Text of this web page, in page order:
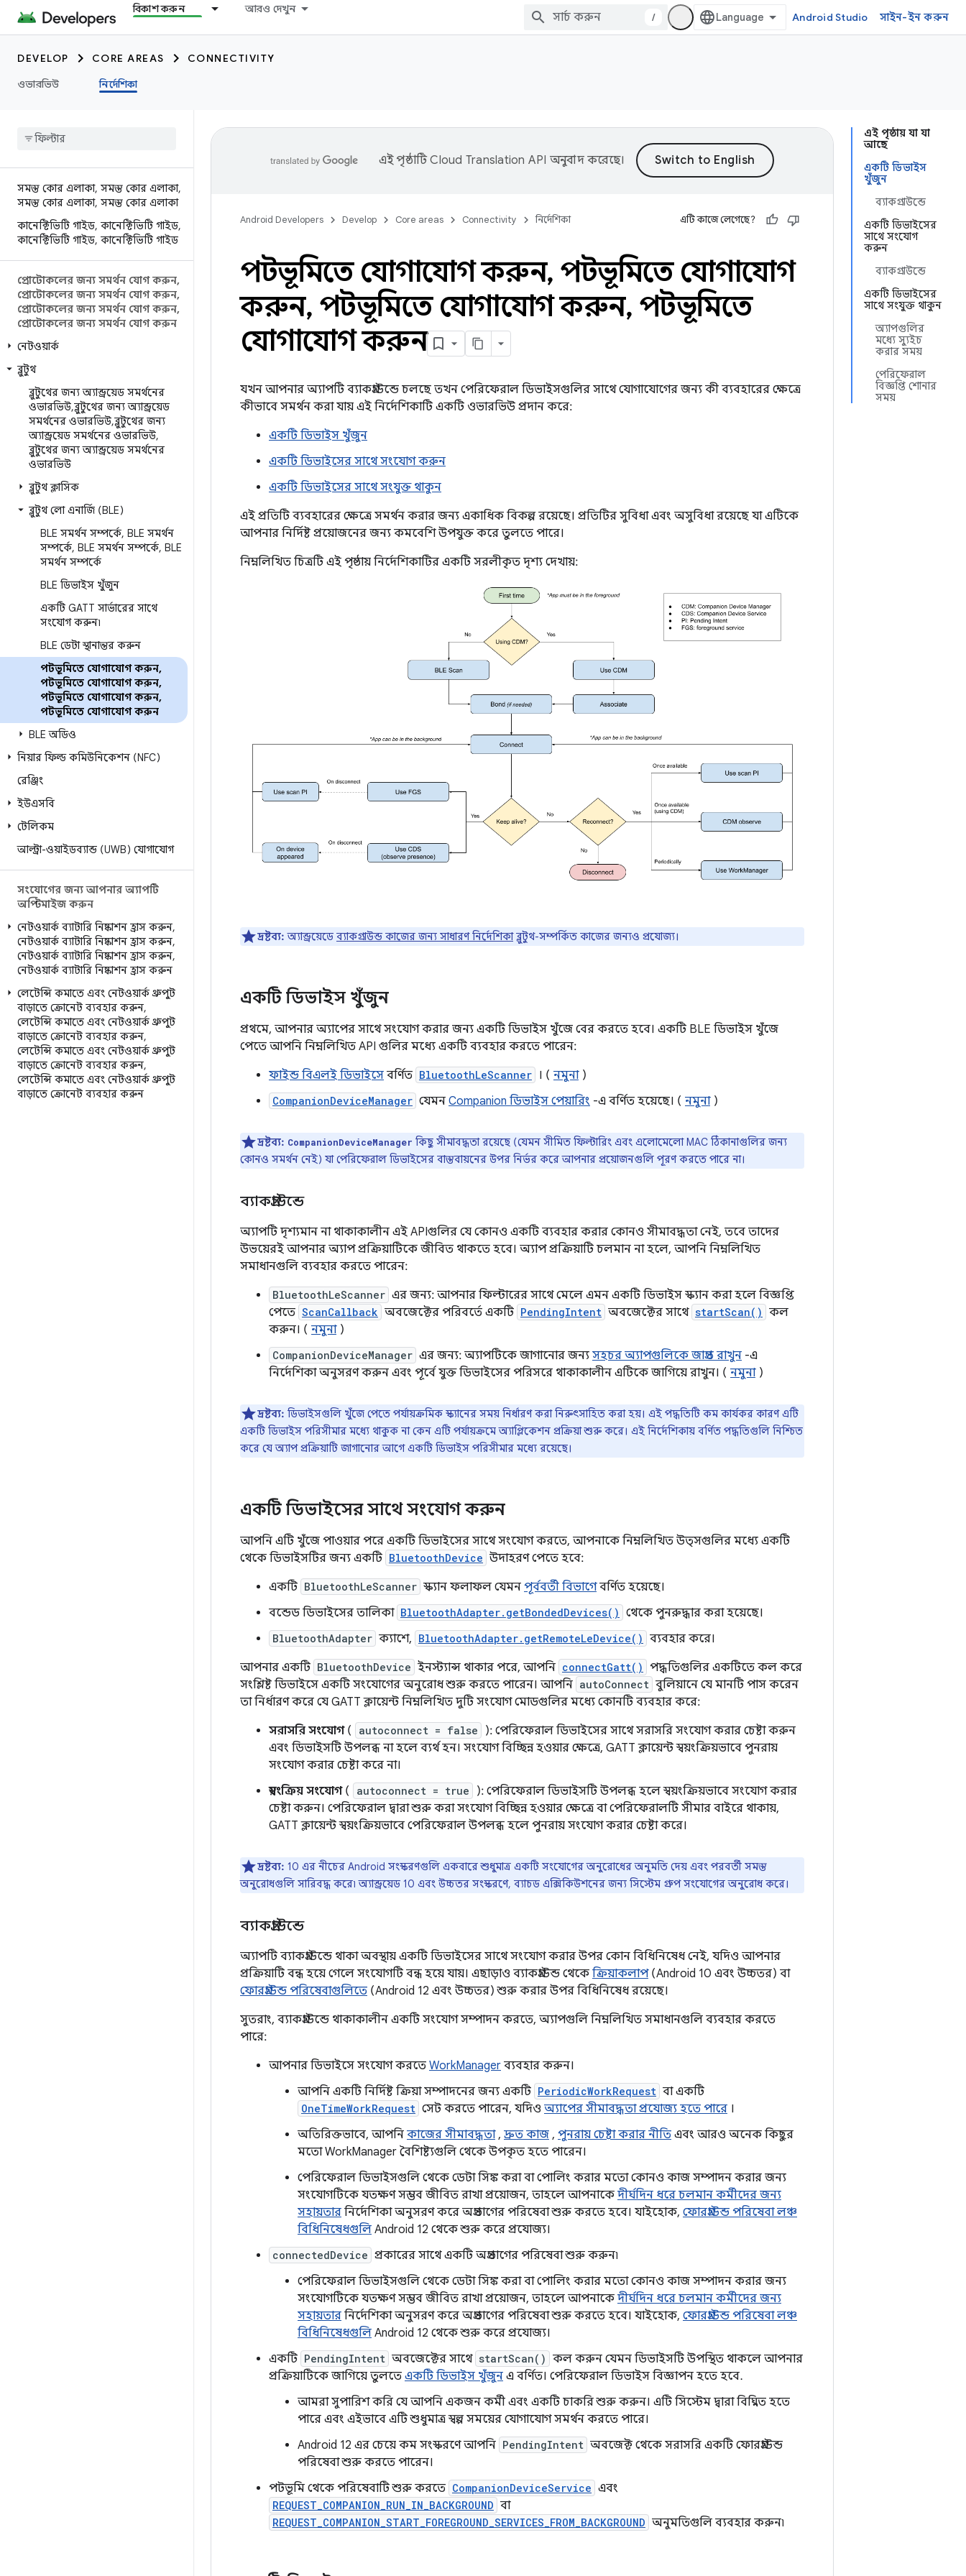
বিকাশ করুন আরও দেখুন
/ Android Studio সাইন-ইন করুন
DEVELOP CORE AREAS
CONNECTIVITY
ওভারভিউ
নির্দেশিকা
সমস্ত কোর এলাকা, সমস্ত কোর এলাকা,
সমস্ত কোর এলাকা, সমস্ত কোর এলাকা
কানেক্টিভিটি গাইড, কানেক্টিভিটি গাইড,
কানেক্টিভিটি গাইড, কানেক্টিভিটি গাইড
প্রোটোকলের জন্য সমর্থন যোগ করুন,
প্রোটোকলের জন্য সমর্থন যোগ করুন,
প্রোটোকলের জন্য সমর্থন যোগ করুন,
প্রোটোকলের জন্য সমর্থন যোগ করুন
নেটওয়ার্ক
ব্লুটুথ
ব্লুটুথের জন্য অ্যান্ড্রয়েড সমর্থনের
ওভারভিউ,ব্লুটুথের জন্য অ্যান্ড্রয়েড
সমর্থনের ওভারভিউ,ব্লুটুথের জন্য
অ্যান্ড্রয়েড সমর্থনের ওভারভিউ,
ব্লুটুথের জন্য অ্যান্ড্রয়েড সমর্থনের
ওভারভিউ
ব্লুটুথ ক্লাসিক
ব্লুটুথ লো এনার্জি (BLE)
BLE সমর্থন সম্পর্কে, BLE সমর্থন
সম্পর্কে, BLE সমর্থন সম্পর্কে, BLE
সমর্থন সম্পর্কে
BLE ডিভাইস খুঁজুন
একটি GATT সার্ভারের সাথে
সংযোগ করুন৷
BLE ডেটা স্থানান্তর করুন
পটভূমিতে যোগাযোগ করুন,
পটভূমিতে যোগাযোগ করুন,
পটভূমিতে যোগাযোগ করুন,
পটভূমিতে যোগাযোগ করুন
BLE অডিও
নিয়ার ফিল্ড কমিউনিকেশন (NFC)
রেঞ্জিং
ইউএসবি
টেলিকম
আল্ট্রা-ওয়াইডব্যান্ড (UWB) যোগাযোগ
সংযোগের জন্য আপনার অ্যাপটি
অপ্টিমাইজ করুন
নেটওয়ার্ক ব্যাটারি নিষ্কাশন হ্রাস করুন,
নেটওয়ার্ক ব্যাটারি নিষ্কাশন হ্রাস করুন,
নেটওয়ার্ক ব্যাটারি নিষ্কাশন হ্রাস করুন,
নেটওয়ার্ক ব্যাটারি নিষ্কাশন হ্রাস করুন
লেটেন্সি কমাতে এবং নেটওয়ার্ক থ্রুপুট
বাড়াতে ক্রোনেট ব্যবহার করুন,
লেটেন্সি কমাতে এবং নেটওয়ার্ক থ্রুপুট
বাড়াতে ক্রোনেট ব্যবহার করুন,
লেটেন্সি কমাতে এবং নেটওয়ার্ক থ্রুপুট
বাড়াতে ক্রোনেট ব্যবহার করুন,
লেটেন্সি কমাতে এবং নেটওয়ার্ক থ্রুপুট
বাড়াতে ক্রোনেট ব্যবহার করুন
এই পৃষ্ঠায় যা যা
আছে
একটি ডিভাইস
খুঁজুন
ব্যাকগ্রাউন্ডে
একটি ডিভাইসের
সাথে সংযোগ
করুন
ব্যাকগ্রাউন্ডে
একটি ডিভাইসের
সাথে সংযুক্ত থাকুন
অ্যাপগুলির
মধ্যে স্যুইচ
করার সময়
পেরিফেরাল
বিজ্ঞপ্তি শোনার
সময়
এই পৃষ্ঠাটিCloud Translation API অনুবাদ করেছে।
Android Developers Develop Core areas Connectivity নির্দেশিকা এটি কাজে লেগেছে?
পটভূমিতে যোগাযোগ করুন, পটভূমিতে যোগাযোগ
করুন, পটভূমিতে যোগাযোগ করুন, পটভূমিতে
যোগাযোগ করুন
যখন আপনার অ্যাপটি ব্যাকগ্রাউন্ডে চলছে তখন পেরিফেরাল ডিভাইসগুলির সাথে যোগাযোগের জন্য কী ব্যবহারের ক্ষেত্রে
কীভাবে সমর্থন করা যায় এই নির্দেশিকাটি একটি ওভারভিউ প্রদান করে:
একটি ডিভাইস খুঁজুন
একটি ডিভাইসের সাথে সংযোগ করুন
একটি ডিভাইসের সাথে সংযুক্ত থাকুন
এই প্রতিটি ব্যবহারের ক্ষেত্রে সমর্থন করার জন্য একাধিক বিকল্প রয়েছে। প্রতিটির সুবিধা এবং অসুবিধা রয়েছে যা এটিকে
আপনার নির্দিষ্ট প্রয়োজনের জন্য কমবেশি উপযুক্ত করে তুলতে পারে।
নিম্নলিখিত চিত্রটি এই পৃষ্ঠায় নির্দেশিকাটির একটি সরলীকৃত দৃশ্য দেখায়:
দ্রষ্টব্য: অ্যান্ড্রয়েডে ব্যাকগ্রাউন্ড কাজের জন্য সাধারণ নির্দেশিকাব্লুটুথ-সম্পর্কিত কাজের জন্যও প্রযোজ্য।
একটি ডিভাইস খুঁজুন
প্রথমে, আপনার অ্যাপের সাথে সংযোগ করার জন্য একটি ডিভাইস খুঁজে বের করতে হবে। একটি BLE ডিভাইস খুঁজে
পেতে আপনি নিম্নলিখিত API গুলির মধ্যে একটি ব্যবহার করতে পারেন:
ফাইন্ড বিএলই ডিভাইসে বর্ণিত BluetoothLeScanner । ( নমুনা)
CompanionDeviceManager যেমন Companion ডিভাইস পেয়ারিং -এ বর্ণিত হয়েছে। ( নমুনা)
দ্রষ্টব্য: CompanionDeviceManager কিছু সীমাবদ্ধতা রয়েছে (যেমন সীমিত ফিল্টারিং এবং এলোমেলো MAC ঠিকানাগুলির জন্য
কোনও সমর্থন নেই) যা পেরিফেরাল ডিভাইসের বাস্তবায়নের উপর নির্ভর করে আপনার প্রয়োজনগুলি পূরণ করতে পারে না।
ব্যাকগ্রাউন্ডে
অ্যাপটি দৃশ্যমান না থাকাকালীন এই APIগুলির যে কোনও একটি ব্যবহার করার কোনও সীমাবদ্ধতা নেই, তবে তাদের
উভয়েরই আপনার অ্যাপ প্রক্রিয়াটিকে জীবিত থাকতে হবে। অ্যাপ প্রক্রিয়াটি চলমান না হলে, আপনি নিম্নলিখিত
সমাধানগুলি ব্যবহার করতে পারেন:
BluetoothLeScanner এর জন্য: আপনার ফিল্টারের সাথে মেলে এমন একটি ডিভাইস স্ক্যান করা হলে বিজ্ঞপ্তি
পেতে ScanCallback অবজেক্টের পরিবর্তে একটি PendingIntent অবজেক্টের সাথে startScan() কল
করুন। ( নমুনা)
CompanionDeviceManager এর জন্য: অ্যাপটিকে জাগানোর জন্য সহচর অ্যাপগুলিকে জাগ্রত রাখুন -এ
নির্দেশিকা অনুসরণ করুন এবং পূর্বে যুক্ত ডিভাইসের পরিসরে থাকাকালীন এটিকে জাগিয়ে রাখুন। ( নমুনা)
দ্রষ্টব্য: ডিভাইসগুলি খুঁজে পেতে পর্যায়ক্রমিক স্ক্যানের সময় নির্ধারণ করা নিরুৎসাহিত করা হয়। এই পদ্ধতিটি কম কার্যকর কারণ এটি
একটি ডিভাইস পরিসীমার মধ্যে থাকুক না কেন এটি পর্যায়ক্রমে অ্যাপ্লিকেশন প্রক্রিয়া শুরু করে। এই নির্দেশিকায় বর্ণিত পদ্ধতিগুলি নিশ্চিত
করে যে অ্যাপ প্রক্রিয়াটি জাগানোর আগে একটি ডিভাইস পরিসীমার মধ্যে রয়েছে।
একটি ডিভাইসের সাথে সংযোগ করুন
আপনি এটি খুঁজে পাওয়ার পরে একটি ডিভাইসের সাথে সংযোগ করতে, আপনাকে নিম্নলিখিত উত্সগুলির মধ্যে একটি
থেকে ডিভাইসটির জন্য একটি BluetoothDevice উদাহরণ পেতে হবে:
একটি BluetoothLeScanner স্ক্যান ফলাফল যেমন পূর্ববর্তী বিভাগেবর্ণিত হয়েছে।
বন্ডেড ডিভাইসের তালিকা BluetoothAdapter.getBondedDevices() থেকে পুনরুদ্ধার করা হয়েছে।
BluetoothAdapter ক্যাশে, BluetoothAdapter.getRemoteLeDevice() ব্যবহার করে।
আপনার একটি BluetoothDevice ইনস্ট্যান্স থাকার পরে, আপনি connectGatt() পদ্ধতিগুলির একটিতে কল করে
সংশ্লিষ্ট ডিভাইসে একটি সংযোগের অনুরোধ শুরু করতে পারেন। আপনি autoConnect বুলিয়ানে যে মানটি পাস করেন
তা নির্ধারণ করে যে GATT ক্লায়েন্ট নিম্নলিখিত দুটি সংযোগ মোডগুলির মধ্যে কোনটি ব্যবহার করে:
সরাসরি সংযোগ( autoconnect = false
): পেরিফেরাল ডিভাইসের সাথে সরাসরি সংযোগ করার চেষ্টা করুন
এবং ডিভাইসটি উপলব্ধ না হলে ব্যর্থ হন। সংযোগ বিচ্ছিন্ন হওয়ার ক্ষেত্রে, GATT ক্লায়েন্ট স্বয়ংক্রিয়ভাবে পুনরায়
সংযোগ করার চেষ্টা করে না।
স্বয়ংক্রিয় সংযোগ( autoconnect = true
): পেরিফেরাল ডিভাইসটি উপলব্ধ হলে স্বয়ংক্রিয়ভাবে সংযোগ করার
চেষ্টা করুন। পেরিফেরাল দ্বারা শুরু করা সংযোগ বিচ্ছিন্ন হওয়ার ক্ষেত্রে বা পেরিফেরালটি সীমার বাইরে থাকায়,
GATT ক্লায়েন্ট স্বয়ংক্রিয়ভাবে পেরিফেরাল উপলব্ধ হলে পুনরায় সংযোগ করার চেষ্টা করে।
দ্রষ্টব্য: 10 এর নীচের Android সংস্করণগুলি একবারে শুধুমাত্র একটি সংযোগের অনুরোধের অনুমতি দেয় এবং পরবর্তী সমস্ত
অনুরোধগুলি সারিবদ্ধ করে৷ অ্যান্ড্রয়েড 10 এবং উচ্চতর সংস্করণে, ব্যাচড এক্সিকিউশনের জন্য সিস্টেম গ্রুপ সংযোগের অনুরোধ করে।
ব্যাকগ্রাউন্ডে
অ্যাপটি ব্যাকগ্রাউন্ডে থাকা অবস্থায় একটি ডিভাইসের সাথে সংযোগ করার উপর কোন বিধিনিষেধ নেই, যদিও আপনার
প্রক্রিয়াটি বন্ধ হয়ে গেলে সংযোগটি বন্ধ হয়ে যায়। এছাড়াও ব্যাকগ্রাউন্ড থেকে ক্রিয়াকলাপ(Android 10 এবং উচ্চতর) বা
ফোরগ্রাউন্ড পরিষেবাগুলিতে (Android 12 এবং উচ্চতর) শুরু করার উপর বিধিনিষেধ রয়েছে।
সুতরাং, ব্যাকগ্রাউন্ডে থাকাকালীন একটি সংযোগ সম্পাদন করতে, অ্যাপগুলি নিম্নলিখিত সমাধানগুলি ব্যবহার করতে
পারে:
আপনার ডিভাইসে সংযোগ করতে WorkManager ব্যবহার করুন।
আপনি একটি নির্দিষ্ট ক্রিয়া সম্পাদনের জন্য একটি PeriodicWorkRequest বা একটি
OneTimeWorkRequest সেট করতে পারেন, যদিও অ্যাপের সীমাবদ্ধতা প্রযোজ্য হতে পারে ।
অতিরিক্তভাবে, আপনি কাজের সীমাবদ্ধতা, দ্রুত কাজ , পুনরায় চেষ্টা করার নীতি এবং আরও অনেক কিছুর
মতো WorkManager বৈশিষ্ট্যগুলি থেকে উপকৃত হতে পারেন।
পেরিফেরাল ডিভাইসগুলি থেকে ডেটা সিঙ্ক করা বা পোলিং করার মতো কোনও কাজ সম্পাদন করার জন্য
সংযোগটিকে যতক্ষণ সম্ভব জীবিত রাখা প্রয়োজন, তাহলে আপনাকে দীর্ঘদিন ধরে চলমান কর্মীদের জন্য
সহায়তার নির্দেশিকা অনুসরণ করে অগ্রভাগের পরিষেবা শুরু করতে হবে। যাইহোক, ফোরগ্রাউন্ড পরিষেবা লঞ্চ
বিধিনিষেধগুলি Android 12 থেকে শুরু করে প্রযোজ্য।
connectedDevice প্রকারের সাথে একটি অগ্রভাগের পরিষেবা শুরু করুন৷
পেরিফেরাল ডিভাইসগুলি থেকে ডেটা সিঙ্ক করা বা পোলিং করার মতো কোনও কাজ সম্পাদন করার জন্য
সংযোগটিকে যতক্ষণ সম্ভব জীবিত রাখা প্রয়োজন, তাহলে আপনাকে দীর্ঘদিন ধরে চলমান কর্মীদের জন্য
সহায়তার নির্দেশিকা অনুসরণ করে অগ্রভাগের পরিষেবা শুরু করতে হবে। যাইহোক, ফোরগ্রাউন্ড পরিষেবা লঞ্চ
বিধিনিষেধগুলি Android 12 থেকে শুরু করে প্রযোজ্য।
একটি PendingIntent অবজেক্টের সাথে startScan() কল করুন যেমন ডিভাইসটি উপস্থিত থাকলে আপনার
প্রক্রিয়াটিকে জাগিয়ে তুলতে একটি ডিভাইস খুঁজুন এ বর্ণিত। পেরিফেরাল ডিভাইস বিজ্ঞাপন হতে হবে.
আমরা সুপারিশ করি যে আপনি একজন কর্মী এবং একটি চাকরি শুরু করুন। এটি সিস্টেম দ্বারা বিঘ্নিত হতে
পারে এবং এইভাবে এটি শুধুমাত্র স্বল্প সময়ের যোগাযোগ সমর্থন করতে পারে।
Android 12 এর চেয়ে কম সংস্করণে আপনি PendingIntent অবজেক্ট থেকে সরাসরি একটি ফোরগ্রাউন্ড
পরিষেবা শুরু করতে পারেন।
পটভূমি থেকে পরিষেবাটি শুরু করতে CompanionDeviceService এবং
REQUEST_COMPANION_RUN_IN_BACKGROUND বা
REQUEST_COMPANION_START_FOREGROUND_SERVICES_FROM_BACKGROUND অনুমতিগুলি ব্যবহার করুন৷